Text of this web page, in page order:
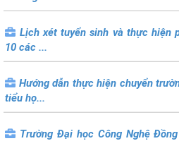
Lịch xét tuyển sinh và thực hiện
10 các ...
Hướng dẫn thực hiện chuyển
tiểu họ...
Trường Đại học Công Nghệ